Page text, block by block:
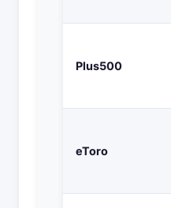
Plus500
eToro